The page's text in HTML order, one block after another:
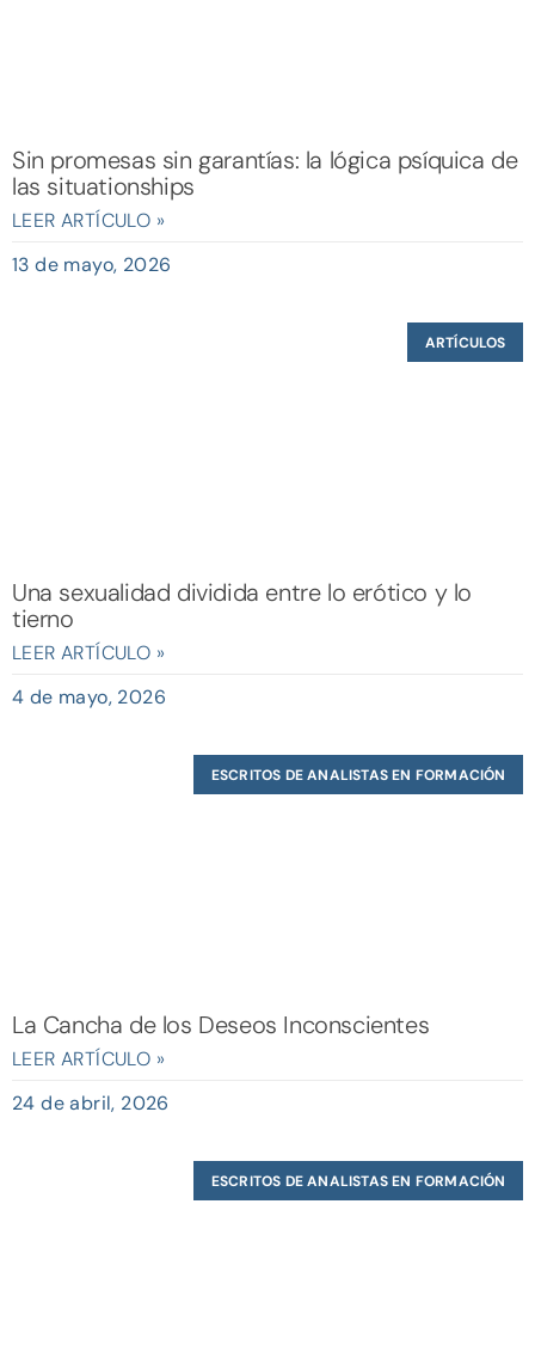
Sin promesas sin garantías: la lógica psíquica de
las situationships
LEER ARTÍCULO »
13 de mayo, 2026
ARTÍCULOS
Una sexualidad dividida entre lo erótico y lo
tierno
LEER ARTÍCULO »
4 de mayo, 2026
ESCRITOS DE ANALISTAS EN FORMACIÓN
La Cancha de los Deseos Inconscientes
LEER ARTÍCULO »
24 de abril, 2026
ESCRITOS DE ANALISTAS EN FORMACIÓN